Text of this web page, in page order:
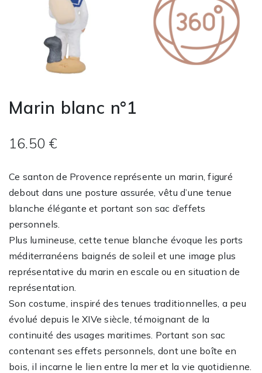
Marin blanc n°1
16.50 €
Ce santon de Provence représente un marin, figuré
debout dans une posture assurée, vêtu d’une tenue
blanche élégante et portant son sac d’effets
personnels.
Plus lumineuse, cette tenue blanche évoque les ports
méditerranéens baignés de soleil et une image plus
représentative du marin en escale ou en situation de
représentation.
Son costume, inspiré des tenues traditionnelles, a peu
évolué depuis le XIVe siècle, témoignant de la
continuité des usages maritimes. Portant son sac
contenant ses effets personnels, dont une boîte en
bois, il incarne le lien entre la mer et la vie quotidienne.